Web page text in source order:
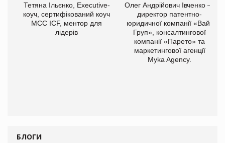
Тетяна Ільєнко, Executive-
коуч, сертифікований коуч
МСС ICF, ментор для
лідерів
Олег Андрійович Івченко —
директор патентно-
юридичної компанії «Вайз
Груп», консалтингової
компанії «Парето» та
маркетингової агенції
Myka Agency.
БЛОГИ